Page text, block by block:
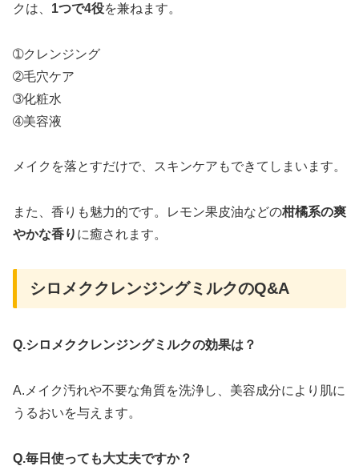
クは、 1つで4役を兼ねます。
➀クレンジング
➁毛穴ケア
➂化粧水
➃美容液
メイクを落とすだけで、スキンケアもできてしまいます。
また、香りも魅力的です。レモン果皮油などの柑橘系の爽
やかな香り に癒されます。
シロメククレンジングミルクのQ&A
Q.シロメククレンジングミルクの効果は？
A.メイク汚れや不要な角質を洗浄し、美容成分により肌に
うるおいを与えます。
Q.毎日使っても大丈夫ですか？